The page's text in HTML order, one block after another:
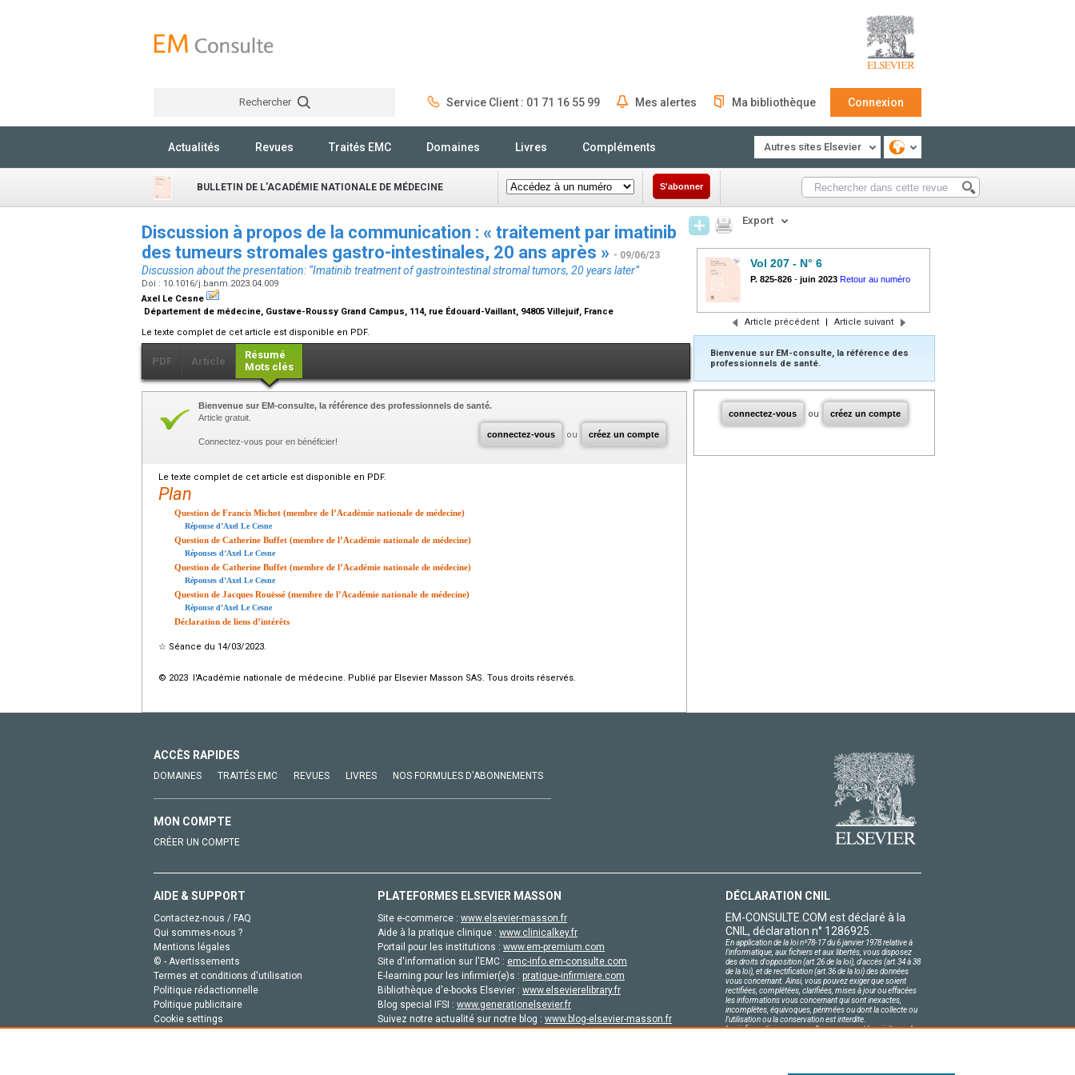
Rechercher Service Client : 01 71 16 55 99 Mes alertes Ma bibliothèque Connexion
Actualités Revues Traités EMC Domaines Livres Compléments Autres sites Elsevier
BULLETIN DE L'ACADÉMIE NATIONALE DE MÉDECINE S'abonner
Discussion à propos de la communication : « traitement par imatinib
des tumeurs stromales gastro-intestinales, 20 ans après » - 09/06/23
Discussion about the presentation: “Imatinib treatment of gastrointestinal stromal tumors, 20 years later”
Doi : 10.1016/j.banm.2023.04.009
Axel Le Cesne
Département de médecine, Gustave-Roussy Grand Campus, 114, rue Édouard-Vaillant, 94805 Villejuif, France
Le texte complet de cet article est disponible en PDF.
PDF Article
Résumé
Mots clés
connectez-vous ou créez un compte
Bienvenue sur EM-consulte, la référence des professionnels de santé.
Article gratuit.
Connectez-vous pour en bénéficier!
Le texte complet de cet article est disponible en PDF.
Plan
Question de Francis Michot (membre de l’Académie nationale de médecine)
Réponse d’Axel Le Cesne
Question de Catherine Buffet (membre de l’Académie nationale de médecine)
Réponses d’Axel Le Cesne
Question de Catherine Buffet (membre de l’Académie nationale de médecine)
Réponses d’Axel Le Cesne
Question de Jacques Rouëssé (membre de l’Académie nationale de médecine)
Réponse d’Axel Le Cesne
Déclaration de liens d’intérêts
☆ Séance du 14/03/2023.
© 2023 l'Académie nationale de médecine. Publié par Elsevier Masson SAS. Tous droits réservés.
Export
Vol 207 - N° 6
P. 825-826 - juin 2023 Retour au numéro
Article précédent | Article suivant
Bienvenue sur EM-consulte, la référence des
professionnels de santé.
connectez-vous ou créez un compte
ACCÈS RAPIDES
DOMAINES TRAITÉS EMC REVUES LIVRES NOS FORMULES D'ABONNEMENTS
MON COMPTE
CRÉER UN COMPTE
AIDE & SUPPORT
Contactez-nous / FAQ
Qui sommes-nous ?
Mentions légales
© - Avertissements
Termes et conditions d'utilisation
Politique rédactionnelle
Politique publicitaire
Cookie settings
PLATEFORMES ELSEVIER MASSON
Site e-commerce : www.elsevier-masson.fr
Aide à la pratique clinique : www.clinicalkey.fr
Portail pour les institutions : www.em-premium.com
Site d'information sur l'EMC : emc-info.em-consulte.com
E-learning pour les infirmier(e)s : pratique-infirmiere.com
Bibliothèque d'e-books Elsevier : www.elsevierelibrary.fr
Blog special IFSI : www.generationelsevier.fr
Suivez notre actualité sur notre blog : www.blog-elsevier-masson.fr
DÉCLARATION CNIL
EM-CONSULTE.COM est déclaré à la
CNIL, déclaration n° 1286925.
En application de la loi nº78-17 du 6 janvier 1978 relative à
l'informatique, aux fichiers et aux libertés, vous disposez
des droits d'opposition (art.26 de la loi), d'accès (art.34 à 38
de la loi), et de rectification (art.36 de la loi) des données
vous concernant. Ainsi, vous pouvez exiger que soient
rectifiées, complétées, clarifiées, mises à jour ou effacées
les informations vous concernant qui sont inexactes,
incomplètes, équivoques, périmées ou dont la collecte ou
l'utilisation ou la conservation est interdite.
Les informations personnelles concernant les visiteurs de